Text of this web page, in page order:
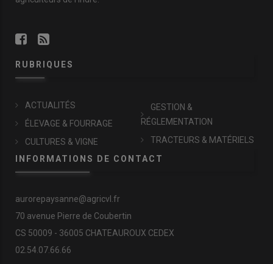
RUBRIQUES
ACTUALITÉS
ÉLEVAGE & FOURRAGE
CULTURES & VIGNE
GESTION &
RÉGLEMENTATION
TRACTEURS & MATÉRIELS
INFORMATIONS DE CONTACT
aurorepaysanne@agricvl.fr
70 avenue Pierre de Coubertin
CS 50009 - 36005 CHATEAUROUX CEDEX
02.54.07.66.66